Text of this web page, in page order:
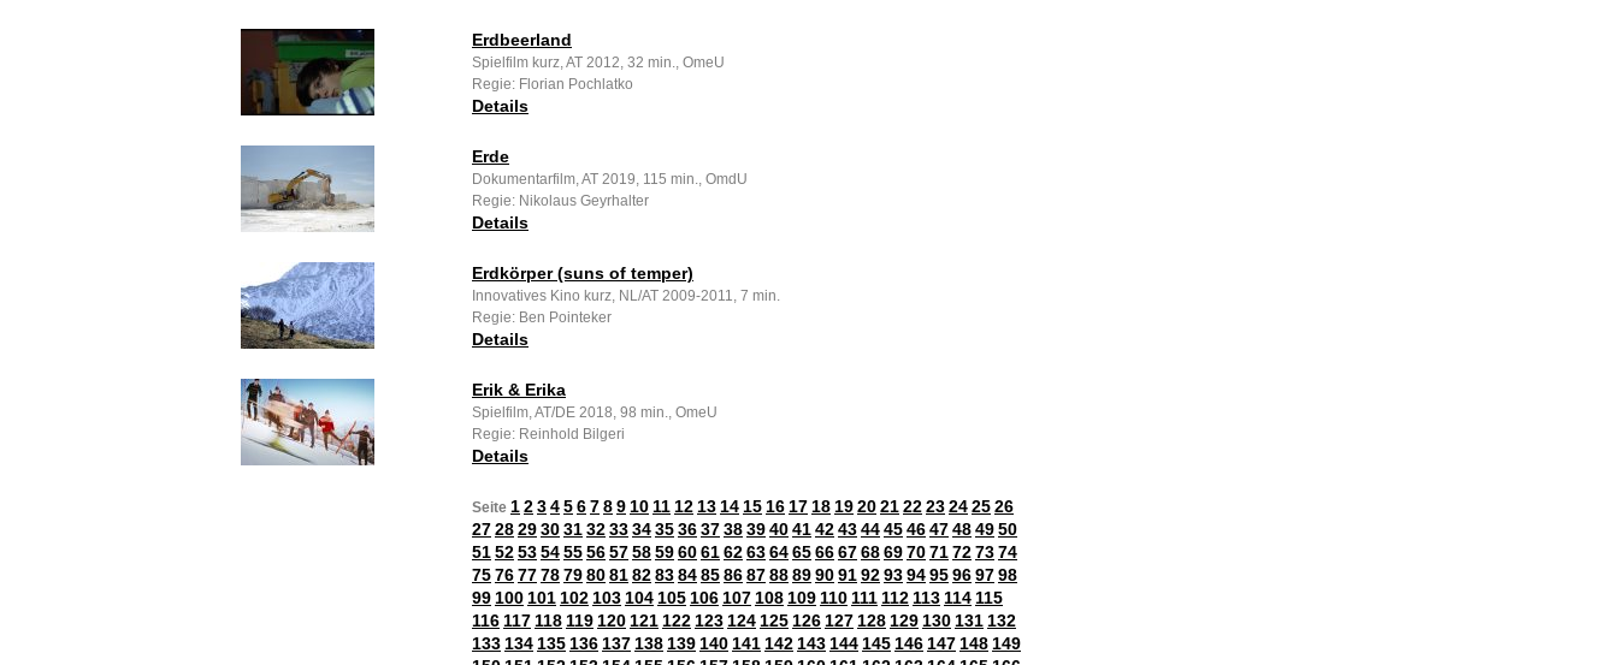
Erdbeerland
Spielfilm kurz, AT 2012, 32 min., OmeU
Regie: Florian Pochlatko
Details
Erde
Dokumentarfilm, AT 2019, 115 min., OmdU
Regie: Nikolaus Geyrhalter
Details
Erdkörper (suns of temper)
Innovatives Kino kurz, NL/AT 2009-2011, 7 min.
Regie: Ben Pointeker
Details
Erik & Erika
Spielfilm, AT/DE 2018, 98 min., OmeU
Regie: Reinhold Bilgeri
Details
Seite 123456789 10 11 12 13 14 15 16 17 18 1920212223242526
272829303132333435363738394041424344454647484950
515253545556575859606162636465666768697071727374
757677787980818283848586878889909192939495969798
99 100 101 102 103 104 105 106 107 108 109 110 111 112 113 114 115
116 117 118 119 120 121 122 123 124 125 126 127 128 129 130 131 132
133 134 135 136 137 138 139 140 141 142 143 144 145 146 147 148 149